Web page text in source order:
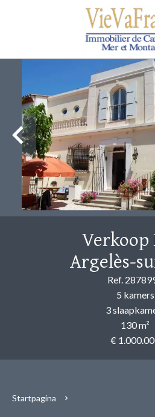
Verkoop
Argelès-
Ref.
5 kamers
3
130 m²
€
Startpagina